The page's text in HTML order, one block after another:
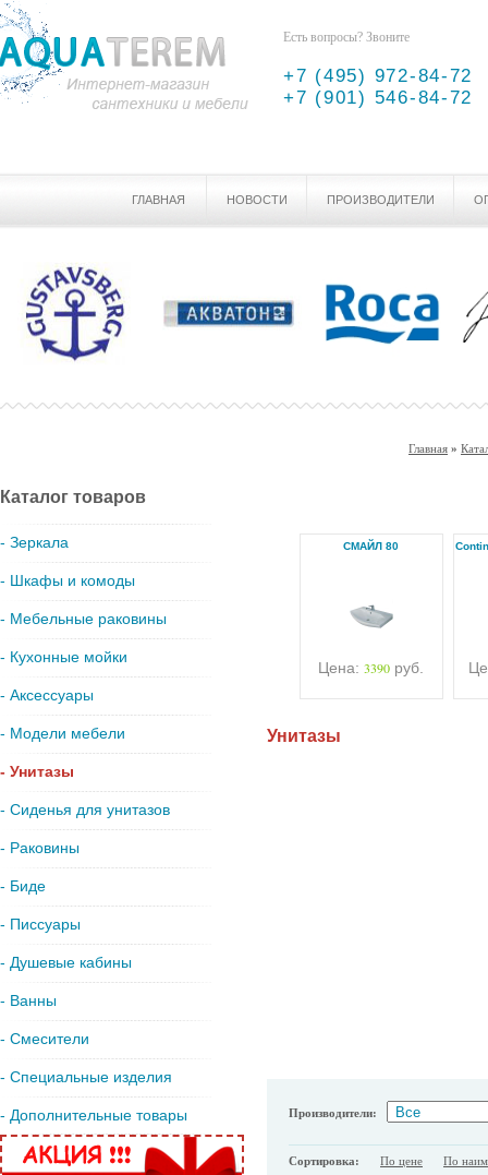
Есть вопросы? Звоните
+7 (495) 972-84-72
+7 (901) 546-84-72
ГЛАВНАЯ НОВОСТИ ПРОИЗВОДИТЕЛИ
Главная »
Каталог товаров
- Зеркала
- Шкафы и комоды
- Мебельные раковины
- Кухонные мойки
- Аксессуары
- Модели мебели
- Унитазы
- Сиденья для унитазов
- Раковины
- Биде
- Писсуары
- Душевые кабины
- Ванны
- Смесители
- Специальные изделия
- Дополнительные товары
СМАЙЛ 80
Цена: 3390 руб.
Унитазы
Производители:
Сортировка: По цене По